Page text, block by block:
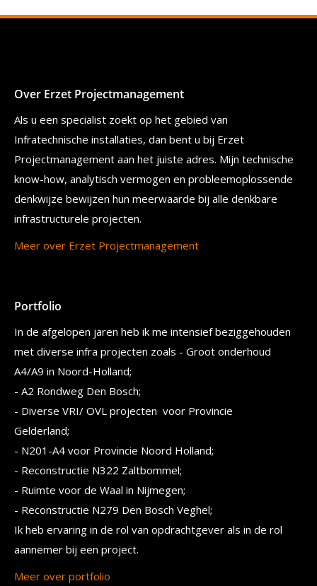
Over Erzet Projectmanagement
Als u een specialist zoekt op het gebied van
Infratechnische installaties, dan bent u bij Erzet
Projectmanagement aan het juiste adres. Mijn technische
know-how, analytisch vermogen en probleemoplossende
denkwijze bewijzen hun meerwaarde bij alle denkbare
infrastructurele projecten.
Meer over Erzet Projectmanagement
Portfolio
In de afgelopen jaren heb ik me intensief beziggehouden
met diverse infra projecten zoals - Groot onderhoud
A4/A9 in Noord-Holland;
- A2 Rondweg Den Bosch;
- Diverse VRI/ OVL projecten voor Provincie
Gelderland;
- N201-A4 voor Provincie Noord Holland;
- Reconstructie N322 Zaltbommel;
- Ruimte voor de Waal in Nijmegen;
- Reconstructie N279 Den Bosch Veghel;
Ik heb ervaring in de rol van opdrachtgever als in de rol
aannemer bij een project.
Meer over portfolio